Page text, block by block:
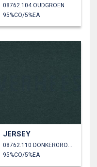
08762.104 OUDGROEN
95%CO/5%EA
JERSEY
08762.110 DONKERGROEN GEMÊLEERD
95%CO/5%EA